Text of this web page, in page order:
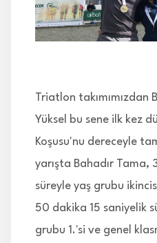
İLETİŞİM
Triatlon takımımızdan
Yüksel bu sene ilk kez
Koşusu'nu dereceyle
yarışta Bahadır Tama,
süreyle yaş grubu
50 dakika 15 saniyelik
grubu 1.'si ve genel